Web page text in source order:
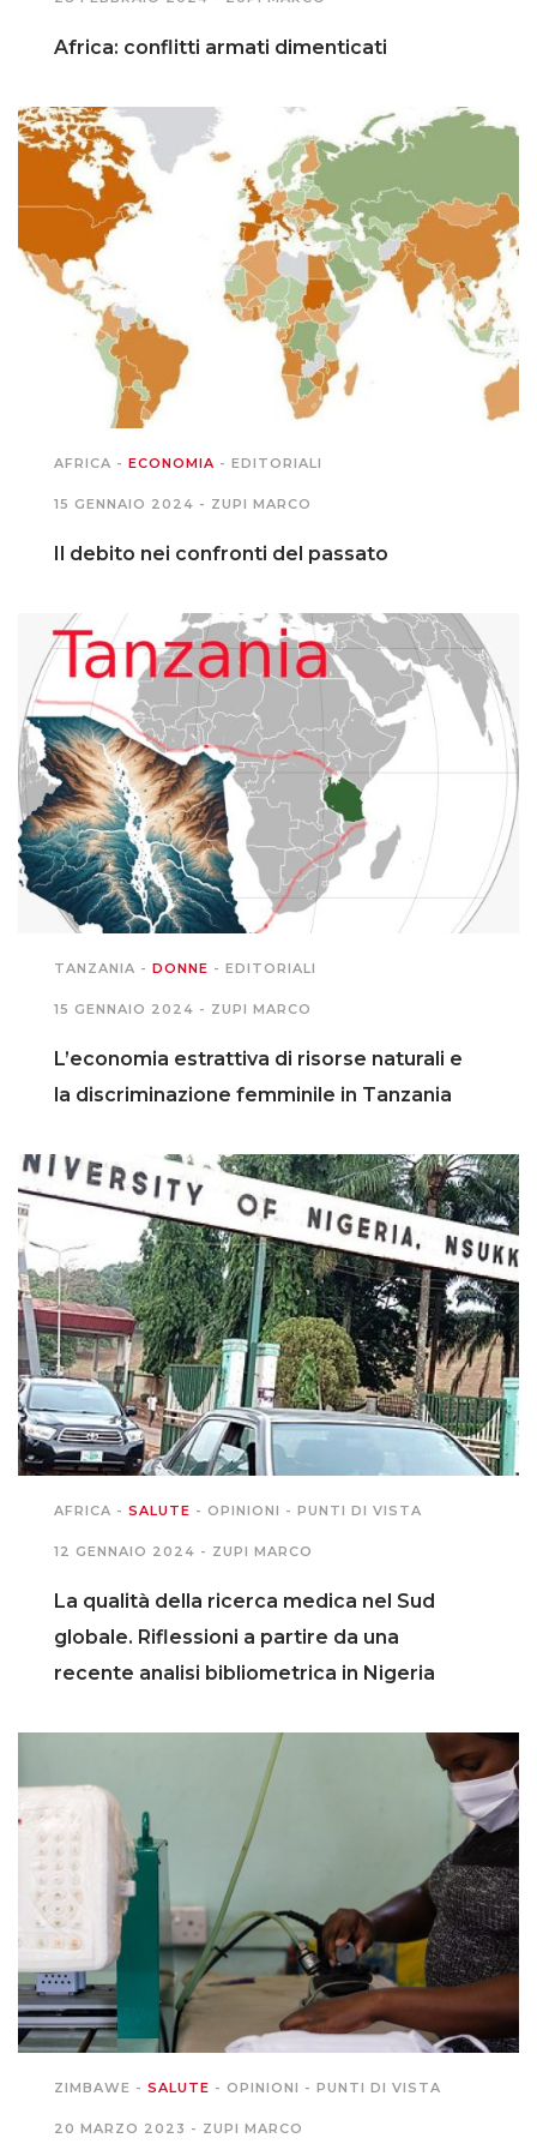
PODCAST EVENTI
AUTORI
Africa: conflitti armati dimenticati
AFRICA - ECONOMIA - EDITORIALI
15 GENNAIO 2024 - ZUPI MARCO
Il debito nei confronti del passato
TANZANIA - DONNE - EDITORIALI
15 GENNAIO 2024 - ZUPI MARCO
L’economia estrattiva di risorse naturali e
la discriminazione femminile in Tanzania
AFRICA - SALUTE - OPINIONI - PUNTI DI VISTA
12 GENNAIO 2024 - ZUPI MARCO
La qualità della ricerca medica nel Sud
globale. Riflessioni a partire da una
recente analisi bibliometrica in Nigeria
ZIMBAWE - SALUTE - OPINIONI - PUNTI DI VISTA
20 MARZO 2023 - ZUPI MARCO